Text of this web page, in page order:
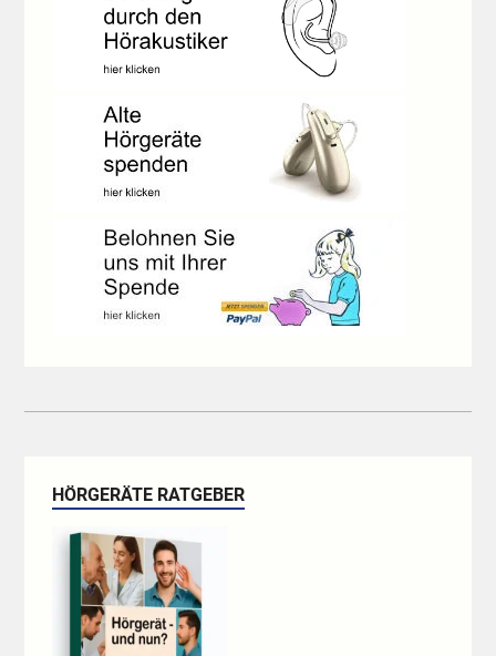
HÖRGERÄTE RATGEBER